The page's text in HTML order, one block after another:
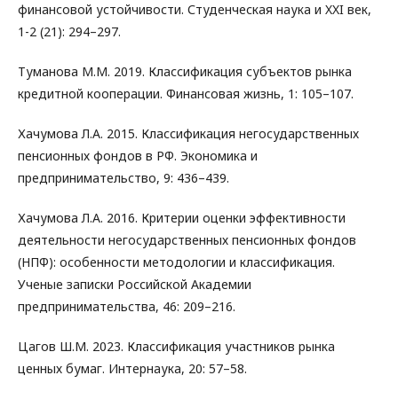
финансовой устойчивости. Студенческая наука и XXI век,
1-2 (21): 294–297.
Туманова М.М. 2019. Классификация субъектов рынка
кредитной кооперации. Финансовая жизнь, 1: 105–107.
Хачумова Л.А. 2015. Классификация негосударственных
пенсионных фондов в РФ. Экономика и
предпринимательство, 9: 436–439.
Хачумова Л.А. 2016. Критерии оценки эффективности
деятельности негосударственных пенсионных фондов
(НПФ): особенности методологии и классификация.
Ученые записки Российской Академии
предпринимательства, 46: 209–216.
Цагов Ш.М. 2023. Классификация участников рынка
ценных бумаг. Интернаука, 20: 57–58.